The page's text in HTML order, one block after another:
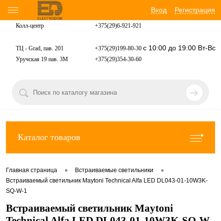
Вход Регистрация
Колл-центр +375(29)6-921-921
ТЦ - Grad, пав. 201 +375(29)199-80-30 с 10:00 до 19:00 Вт-Вс
Уручская 19 пав. 3М +375(29)354-30-60
Каталог товаров
Главная страница • Встраиваемые светильники •
Встраиваемый светильник Maytoni Technical Alfa LED DL043-01-10W3K-
SQ-W-1
Встраиваемый светильник Maytoni